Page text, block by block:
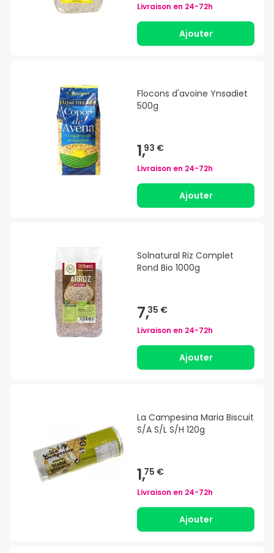
Livraison en 24-72h
Ajouter
Flocons d'avoine Ynsadiet
500g
1,93 €
Livraison en 24-72h
Ajouter
Solnatural Riz Complet
Rond Bio 1000g
7,35 €
Livraison en 24-72h
Ajouter
La Campesina Maria Biscuit
S/A S/L S/H 120g
1,75 €
Livraison en 24-72h
Ajouter